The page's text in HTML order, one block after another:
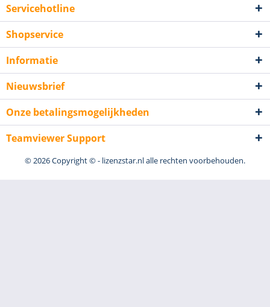
Servicehotline
Shopservice
Informatie
Nieuwsbrief
Onze betalingsmogelijkheden
Teamviewer Support
© 2026 Copyright © - lizenzstar.nl alle rechten voorbehouden.